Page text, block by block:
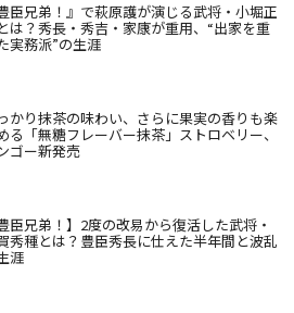
豊臣兄弟！』で萩原護が演じる武将・小堀正
は？秀長・秀吉・家康が重用、“出家を重
実務派”の生涯
かり抹茶の味わい、さらに果実の香りも楽
る「無糖フレーバー抹茶」ストロベリー、
ゴー新発売
豊臣兄弟！】2度の改易から復活した武将・
秀種とは？豊臣秀長に仕えた半年間と波乱
涯